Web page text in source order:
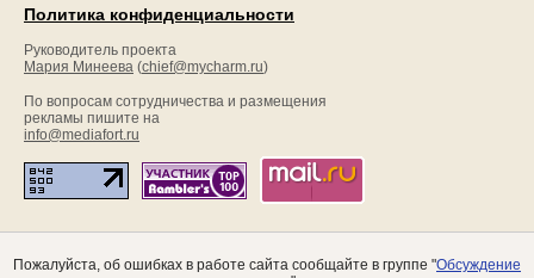
Политика конфиденциальности
Руководитель проекта
Мария Минеева (chief@mycharm.ru)
По вопросам сотрудничества и размещения
рекламы пишите на
info@mediafort.ru
Пожалуйста, об ошибках в работе сайта сообщайте в группе "Обсуждение